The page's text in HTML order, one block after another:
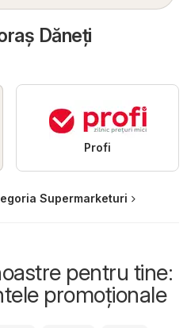
Dăneţi
Profi
Supermarketuri
pentru tine:
promoționale